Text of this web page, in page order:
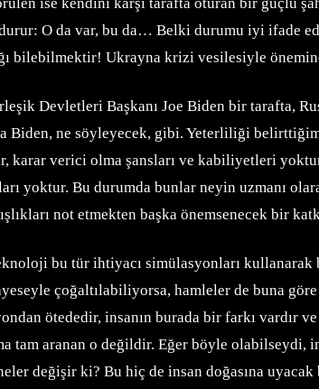
O da var, bu da… Belki durumu iyi ifade
bilebilmektir! Ukrayna krizi vesilesiyle
Devletleri Başkanı Joe Biden bir tarafta,
ne söyleyecek, gibi. Yeterliliği belirttiğim
verici olma şansları ve kabiliyetleri
yoktur. Bu durumda bunlar neyin uzmanı
not etmekten başka önemsenecek bir
bu tür ihtiyacı simülasyonları
çoğaltılabiliyorsa, hamleler de buna
ötededir, insanın burada bir farkı vardır
aranan o değildir. Eğer böyle olabilseydi,
değişir ki? Bu hiç de insan doğasına